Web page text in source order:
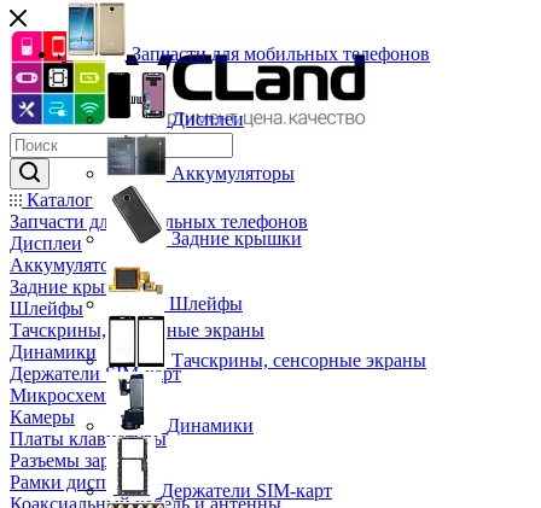
Каталог
Запчасти для мобильных телефонов
Дисплеи
Аккумуляторы
Задние крышки
Шлейфы
Тачскрины, сенсорные экраны
Динамики
Держатели SIM-карт
Микросхемы
Камеры
Платы клавиатуры
Разъемы зарядки
Рамки дисплея
Коаксиальный кабель и антенны
Запчасти для мобильных телефонов
Дисплеи
Аккумуляторы
Задние крышки
Шлейфы
Тачскрины, сенсорные экраны
Динамики
Держатели SIM-карт